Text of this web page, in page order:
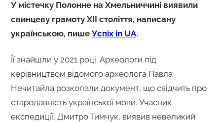
У містечку Полонне на Хмельниччині виявили
свинцеву грамоту XII століття, написану
українською, пише Успіх in UA.
Її знайшли у 2021 році. Археологи під
керівництвом відомого археолога Павла
Нечитайла розкопали документ, що свідчить про
стародавність української мови. Учасник
експедиції, Дмитро Тимчук, виявив невеликий